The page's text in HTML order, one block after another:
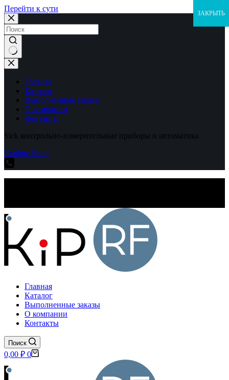
Перейти к сути
Ничего
не
найденоГлавная
Каталог
Выполненные заказы
О компании
Контакты
Sick контрольно-измерительные приборы и автоматика
Explore Shop
Главная
Каталог
Выполненные заказы
О компании
Контакты
Поиск
Корзина
0,00 ₽ 0
ЗАКРЫТЬ